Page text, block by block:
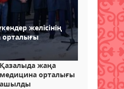
желісінің
орталығы
Қазалыда жаңа
медицина орталығы
ашылды